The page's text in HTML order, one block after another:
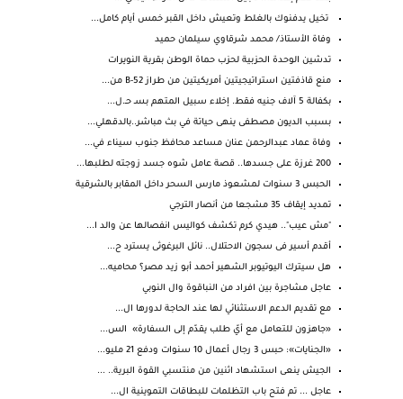
تخيل يدفنوك بالغلط وتعيش داخل القبر خمس أيام كامل...
وفاة الأستاذ/ محمد شرقاوي سيلمان حميد
تدشين الوحدة الحزبية لحزب حماة الوطن بقرية النويرات
منع قاذفتين استراتيجيتين أمريكيتين من طراز B-52 من...
بكفالة 5 آلاف جنيه فقط. إخلاء سبيل المتهم بسـ حـ.ل...
بسبب الديون مصطفى ينهى حياتة في بث مباشر..بالدقهلي...
وفاة عماد عبدالرحمن عنان مساعد محافظ جنوب سيناء في...
200 غرزة على جسدها.. قصة عامل شوه جسد زوجته لطلبها...
الحبس 3 سنوات لمشعوذ مارس السحر داخل المقابر بالشرقية
تمديد إيقاف 35 مشجعا من أنصار الترجي
"مش عيب".. هيدي كرم تكشف كواليس انفصالها عن والد ا...
أقدم أسير فى سجون الاحتلال.. نائل البرغوثى يسترد ح...
هل سيترك اليوتيوبر الشهير أحمد أبو زيد مصر؟ محاميه...
عاجل مشاجرة بين افراد من النباقوة وال النوبي
مع تقديم الدعم الاستثنائي لها عند الحاجة لدورها ال...
«جاهزون للتعامل مع أيّ طلب يقدّم إلى السفارة» الس...
«الجنايات»: حبس 3 رجال أعمال 10 سنوات ودفع 21 مليو...
الجيش ينعى استشهاد اثنين من منتسبي القوة البرية.. ...
عاجل ... تم فتح باب التظلمات للبطاقات التموينية ال...